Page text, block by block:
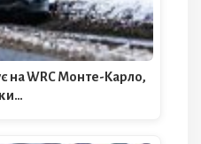
на WRC Монте-Карло,